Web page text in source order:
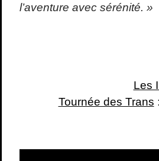
l’aventure avec sérénité. »
Les
Tournée des Trans